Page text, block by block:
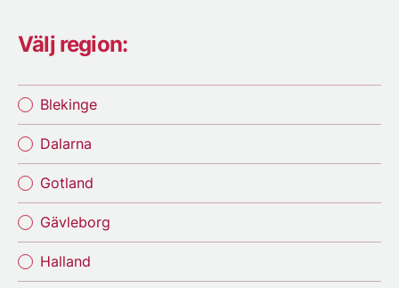
Välj region:
Blekinge
Dalarna
Gotland
Gävleborg
Halland